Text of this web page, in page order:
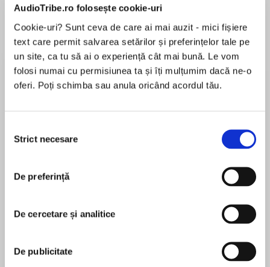
AudioTribe.ro folosește cookie-uri
Cookie-uri? Sunt ceva de care ai mai auzit - mici fișiere
text care permit salvarea setărilor și preferințelor tale pe
un site, ca tu să ai o experiență cât mai bună. Le vom
folosi numai cu permisiunea ta și îți mulțumim dacă ne-o
oferi. Poți schimba sau anula oricând acordul tău.
consimțământului
Strict necesare
De preferință
De cercetare și analitice
De publicitate
Romantic period, read by some of the 20th
Love, romance, and portrayals of nature are
played out in these timeless readings of poetry
written during the Romantic period.
Margaretta Scott; Tony Church; Derek Godfrey;
• William Wordsworth
• Samuel Taylor Coleridge
• Lord Byron
Richard Burton
William Wordsworth